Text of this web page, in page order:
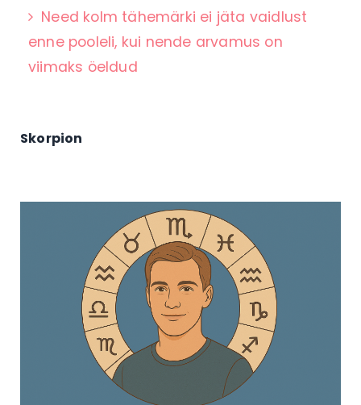
Need kolm tähemärki ei jäta vaidlust
enne pooleli, kui nende arvamus on
viimaks öeldud
Skorpion